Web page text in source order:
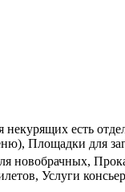
есть
Площадки для
новобрачных,
Услуги